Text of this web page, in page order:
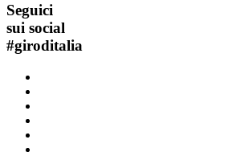
Seguici
sui social
#giroditalia